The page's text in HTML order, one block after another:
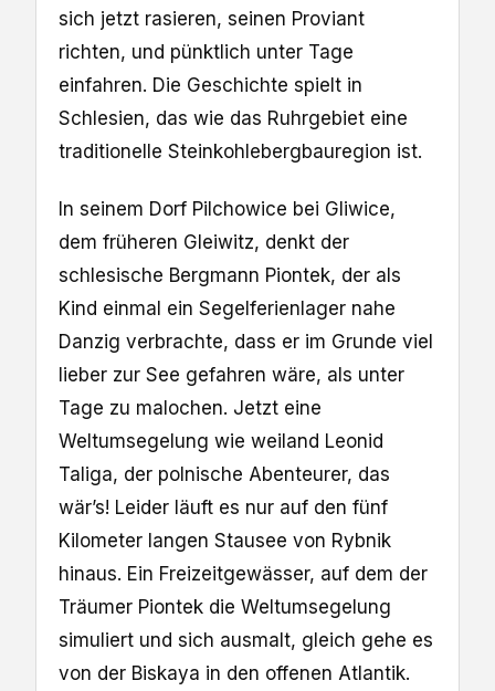
sich jetzt rasieren, seinen Proviant
richten, und pünktlich unter Tage
einfahren. Die Geschichte spielt in
Schlesien, das wie das Ruhrgebiet eine
traditionelle Steinkohlebergbauregion ist.
In seinem Dorf Pilchowice bei Gliwice,
dem früheren Gleiwitz, denkt der
schlesische Bergmann Piontek, der als
Kind einmal ein Segelferienlager nahe
Danzig verbrachte, dass er im Grunde viel
lieber zur See gefahren wäre, als unter
Tage zu malochen. Jetzt eine
Weltumsegelung wie weiland Leonid
Taliga, der polnische Abenteurer, das
wär’s! Leider läuft es nur auf den fünf
Kilometer langen Stausee von Rybnik
hinaus. Ein Freizeitgewässer, auf dem der
Träumer Piontek die Weltumsegelung
simuliert und sich ausmalt, gleich gehe es
von der Biskaya in den offenen Atlantik.